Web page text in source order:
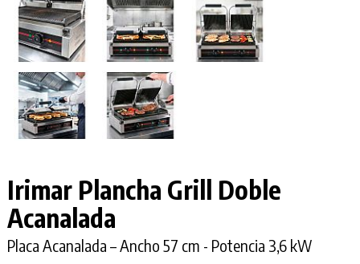
Irimar Plancha Grill Doble
Acanalada
Placa Acanalada – Ancho 57 cm - Potencia 3,6 kW